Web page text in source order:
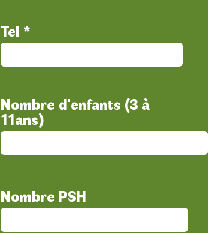
Tel
Nombre d'enfants (3 à
11ans)
Nombre PSH